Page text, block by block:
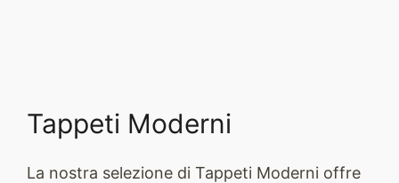
Tappeti Moderni
La nostra selezione di Tappeti Moderni offre